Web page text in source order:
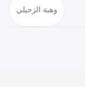
وهبة الزحيلي